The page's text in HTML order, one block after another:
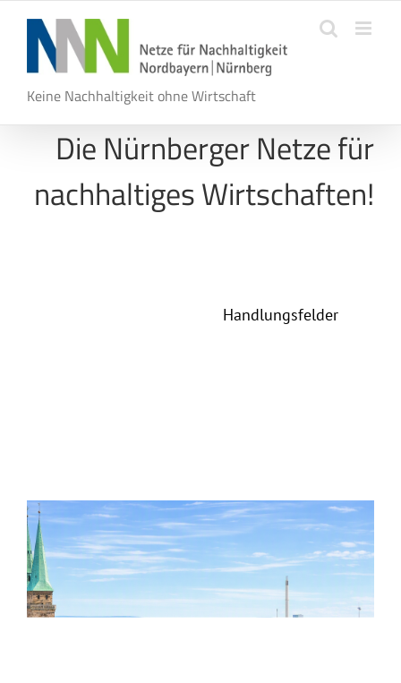
springen
Keine Nachhaltigkeit ohne Wirtschaft
Die Nürnberger Netze für
nachhaltiges Wirtschaften!
Handlungsfelder